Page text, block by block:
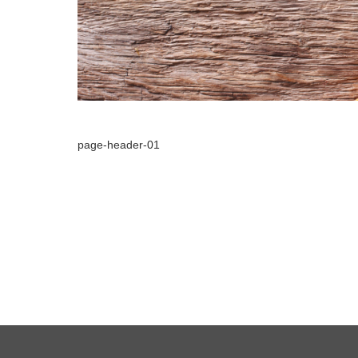
page-header-01